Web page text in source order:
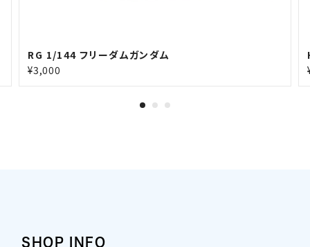
RG 1/144 フリーダムガンダム
¥3,000
SHOP INFO